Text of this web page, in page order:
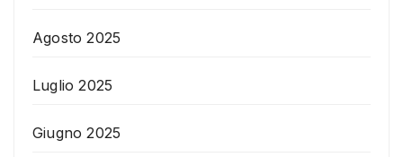
Agosto 2025
Luglio 2025
Giugno 2025